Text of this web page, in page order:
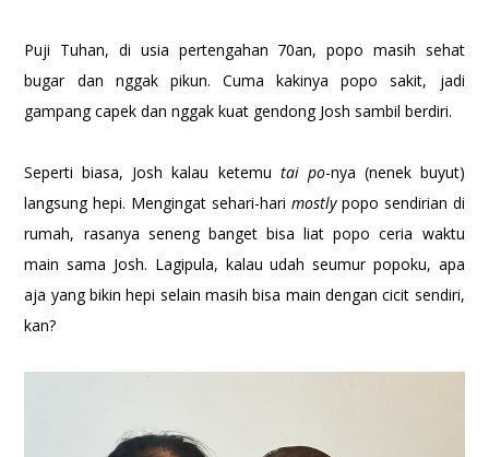
Puji Tuhan, di usia pertengahan 70an, popo masih sehat
bugar dan nggak pikun. Cuma kakinya popo sakit, jadi
gampang capek dan nggak kuat gendong Josh sambil berdiri.
Seperti biasa, Josh kalau ketemu tai po-nya (nenek buyut)
langsung hepi. Mengingat sehari-hari mostly popo sendirian di
rumah, rasanya seneng banget bisa liat popo ceria waktu
main sama Josh. Lagipula, kalau udah seumur popoku, apa
aja yang bikin hepi selain masih bisa main dengan cicit sendiri,
kan?